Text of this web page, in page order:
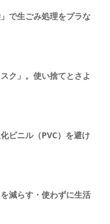
で生ごみ処理をプラな
ク」。使い捨てとさよ
ビニル（PVC）を避け
減らす・使わずに生活